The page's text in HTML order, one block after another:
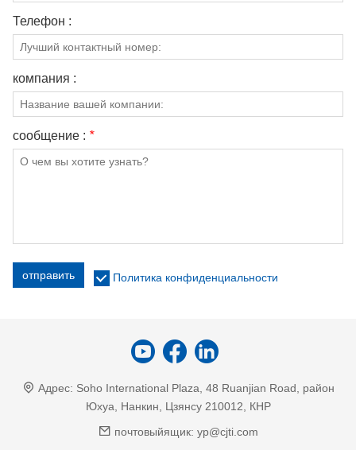
Телефон :
компания :
сообщение : *
отправить Политика конфиденциальности
Адрес: Soho International Plaza, 48 Ruanjian Road, район
Юхуа, Нанкин, Цзянсу 210012, КНР
почтовыйящик: yp@cjti.com